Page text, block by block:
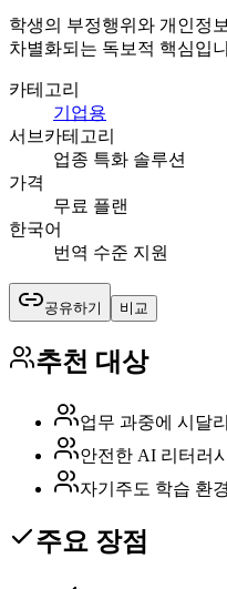
학생의 부정행위와 개인정
차별화되는 독보적 핵심입
카테고리
기업용
서브카테고리
업종 특화 솔루션
가격
무료 플랜
한국어
번역 수준 지원
공유하기 비교
추천 대상
업무 과중에 시달
안전한 AI 리터러
자기주도 학습 환
주요 장점